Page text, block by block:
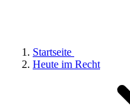
Startseite
Heute im Recht